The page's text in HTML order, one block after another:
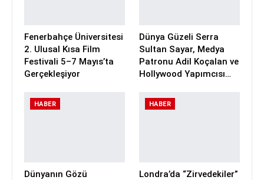
Fenerbahçe Üniversitesi
2. Ulusal Kısa Film
Festivali 5–7 Mayıs’ta
Gerçekleşiyor
Dünya Güzeli Serra
Sultan Sayar, Medya
Patronu Adil Koçalan ve
Hollywood Yapımcısı…
HABER
Dünyanın Gözü
HABER
Londra’da “Zirvedekiler”